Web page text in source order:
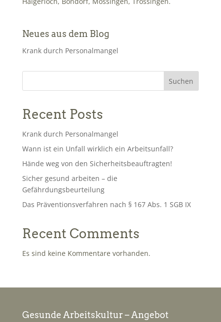
Neues aus dem Blog
Krank durch Personalmangel
Suchen
Recent Posts
Krank durch Personalmangel
Wann ist ein Unfall wirklich ein Arbeitsunfall?
Hände weg von den Sicherheitsbeauftragten!
Sicher gesund arbeiten – die
Gefährdungsbeurteilung
Das Präventionsverfahren nach § 167 Abs. 1 SGB IX
Recent Comments
Es sind keine Kommentare vorhanden.
Gesunde Arbeitskultur – Angebot